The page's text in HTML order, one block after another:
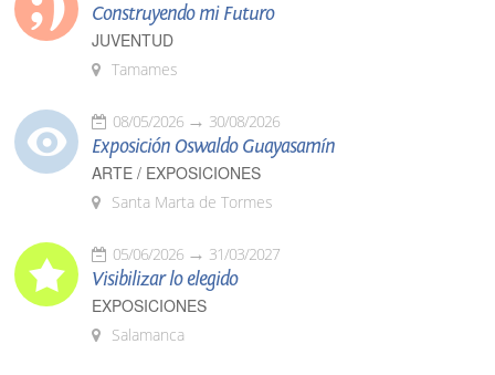
Construyendo mi Futuro
JUVENTUD
Tamames
08/05/2026 30/08/2026
Exposición Oswaldo Guayasamín
ARTE / EXPOSICIONES
Santa Marta de Tormes
05/06/2026 31/03/2027
Visibilizar lo elegido
EXPOSICIONES
Salamanca